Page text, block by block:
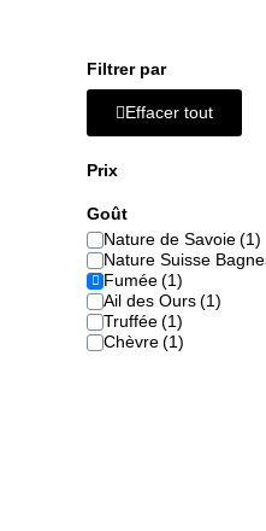
Filtrer par
Effacer tout
Prix
Goût
Nature de Savoie
Nature Suisse
Fumée
Ail des Ours
Truffée
Chèvre